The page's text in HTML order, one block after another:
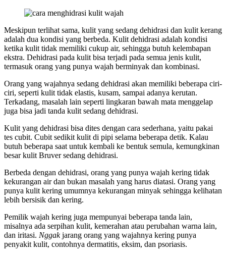
Meskipun terlihat sama, kulit yang sedang dehidrasi dan kulit kerang
adalah dua kondisi yang berbeda. Kulit dehidrasi adalah kondisi
ketika kulit tidak memiliki cukup air, sehingga butuh kelembapan
ekstra. Dehidrasi pada kulit bisa terjadi pada semua jenis kulit,
termasuk orang yang punya wajah berminyak dan kombinasi.
Orang yang wajahnya sedang dehidrasi akan memiliki beberapa ciri-
ciri, seperti kulit tidak elastis, kusam, sampai adanya kerutan.
Terkadang, masalah lain seperti lingkaran bawah mata menggelap
juga bisa jadi tanda kulit sedang dehidrasi.
Kulit yang dehidrasi bisa dites dengan cara sederhana, yaitu pakai
tes cubit. Cubit sedikit kulit di pipi selama beberapa detik. Kalau
butuh beberapa saat untuk kembali ke bentuk semula, kemungkinan
besar kulit Bruver sedang dehidrasi.
Berbeda dengan dehidrasi, orang yang punya wajah kering tidak
kekurangan air dan bukan masalah yang harus diatasi. Orang yang
punya kulit kering umumnya kekurangan minyak sehingga kelihatan
lebih bersisik dan kering.
Pemilik wajah kering juga mempunyai beberapa tanda lain,
misalnya ada serpihan kulit, kemerahan atau perubahan warna lain,
dan iritasi. Nggakjarang orang yang wajahnya kering punya
penyakit kulit, contohnya dermatitis, eksim, dan psoriasis.